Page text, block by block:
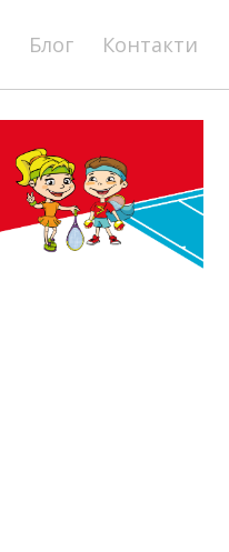
Блог Контакти